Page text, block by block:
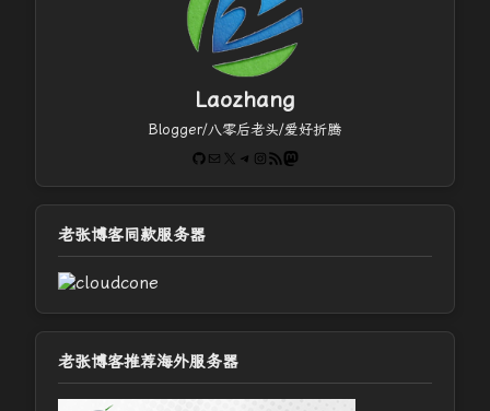
Laozhang
Blogger/八零后老头/爱好折腾
GitHub
电子邮件 X Telegram
Instagram
RSS FeedMastodon
老张博客同款服务器
老张博客推荐海外服务器